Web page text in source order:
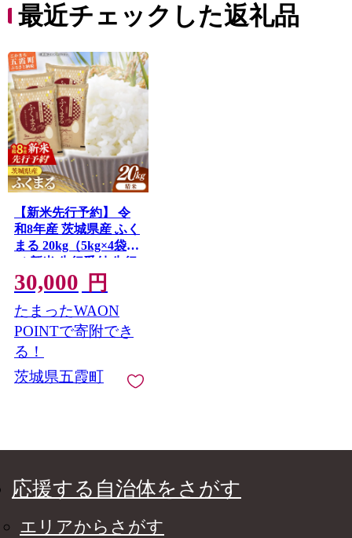
最近チェックした返礼品
【新米先行予約】 令
和8年産 茨城県産 ふく
まる 20kg（5kg×4袋）
／ 新米 先行受付 先行
予約 2026年 米 お米 精
米 特A米 特A 特A評価
旨味 安心 美味しい 茨
城県 五霞町
30,000 円
たまったWAON
POINTで寄附でき
る！
茨城県五霞町
応援する自治体をさがす
エリアからさがす